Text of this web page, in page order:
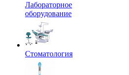
Лабораторное
оборудование
Стоматология